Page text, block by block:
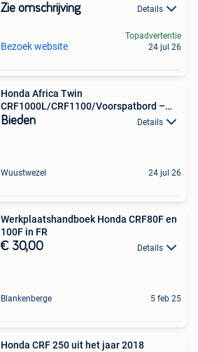
Zie omschrijving Details
Bezoek website
Topadvertentie
24 jul 26
Honda Africa Twin
CRF1000L/CRF1100/Voorspatbord –
Tricolour
Bieden Details
Wuustwezel 24 jul 26
Werkplaatshandboek Honda CRF80F en
100F in FR
€ 30,00 Details
Blankenberge 5 feb 25
Honda CRF 250 uit het jaar 2018